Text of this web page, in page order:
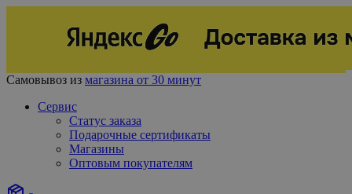
Самовывоз из магазина от 30 минут
Сервис
Статус заказа
Подарочные сертификаты
Магазины
Оптовым покупателям